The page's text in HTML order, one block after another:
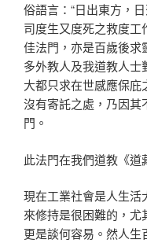
俗語言：“日出東方，
司度生又度死之救度
佳法門，亦是百歲後求
多外教人及我道教人
大都只求在世感應保
沒有寄託之處，乃因其
門。
此法門在我們道教《道
現在工業社會是人生活
來修持是很困難的，尤
更是談何容易。然人